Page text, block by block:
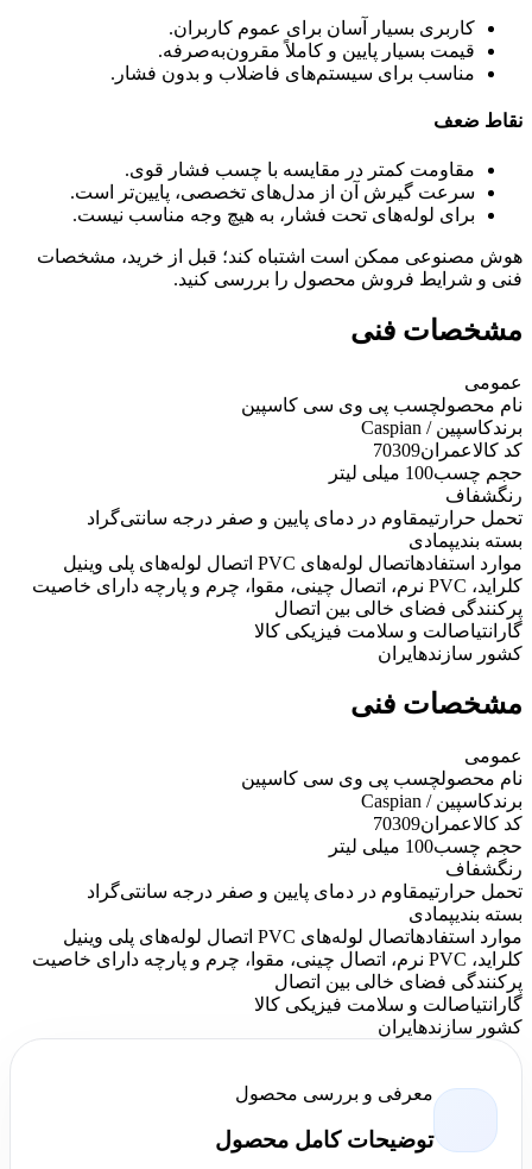
کاربری بسیار آسان برای عموم کاربران.
قیمت بسیار پایین و کاملاً مقرون‌به‌صرفه.
مناسب برای سیستم‌های فاضلاب و بدون فشار.
نقاط ضعف
مقاومت کمتر در مقایسه با چسب فشار قوی.
سرعت گیرش آن از مدل‌های تخصصی، پایین‌تر است.
برای لوله‌های تحت فشار، به هیچ وجه مناسب نیست.
هوش مصنوعی ممکن است اشتباه کند؛ قبل از خرید، مشخصات
فنی و شرایط فروش محصول را بررسی کنید.
مشخصات فنی
عمومی
نام محصولچسب پی وی سی کاسپین
برندکاسپین / Caspian
کد کالاعمران70309
حجم چسب100 میلی لیتر
رنگشفاف
تحمل حرارتیمقاوم در دمای پایین و صفر درجه سانتی‌گراد
بسته بندیپمادی
موارد استفاده
اتصال لوله‌های PVC اتصال لوله‌های پلی وینیل
کلراید، PVC نرم، اتصال چینی، مقوا، چرم و پارچه دارای خاصيت
پرکنندگی فضای خالی بين اتصال
گارانتیاصالت و سلامت فیزیکی کالا
کشور سازندهایران
مشخصات فنی
عمومی
نام محصولچسب پی وی سی کاسپین
برندکاسپین / Caspian
کد کالاعمران70309
حجم چسب100 میلی لیتر
رنگشفاف
تحمل حرارتیمقاوم در دمای پایین و صفر درجه سانتی‌گراد
بسته بندیپمادی
موارد استفاده
اتصال لوله‌های PVC اتصال لوله‌های پلی وینیل
کلراید، PVC نرم، اتصال چینی، مقوا، چرم و پارچه دارای خاصيت
پرکنندگی فضای خالی بين اتصال
گارانتیاصالت و سلامت فیزیکی کالا
کشور سازندهایران
معرفی و بررسی محصول
توضیحات کامل محصول